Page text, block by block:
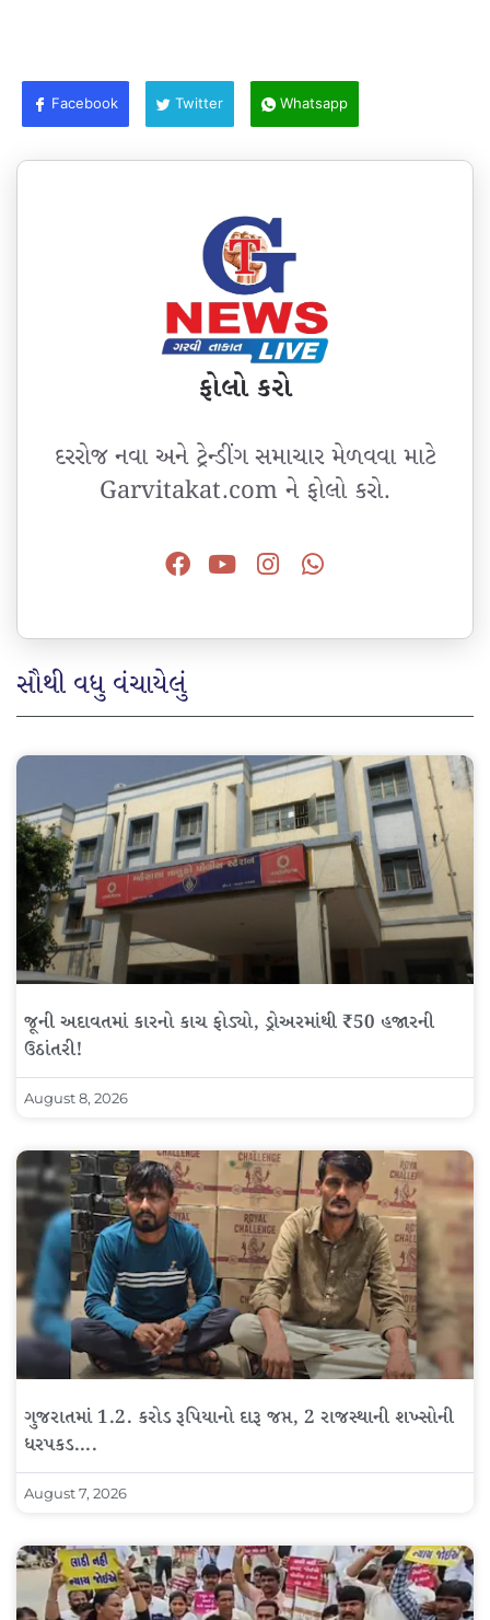
Facebook Twitter Whatsapp
ફોલો કરો
દરરોજ નવા અને ટ્રેન્ડીંગ સમાચાર મેળવવા માટે
Garvitakat.com ને ફોલો કરો.
સૌથી વધુ વંચાયેલું
જૂની અદાવતમાં કારનો કાચ ફોડ્યો, ડ્રોઅરમાંથી ₹50 હજારની
ઉઠાંતરી!
August 8, 2026
ગુજરાતમાં 1.2. કરોડ રૂપિયાનો દારૂ જપ્ત, 2 રાજસ્થાની શખ્સોની
ધરપકડ….
August 7, 2026